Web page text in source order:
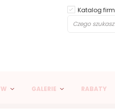
Katalog firm
GALERIE RABATY